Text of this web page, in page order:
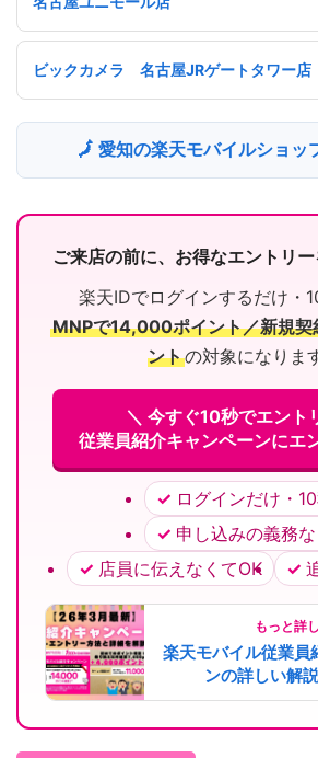
ビックカメラ 名古屋JRゲートタワー店
🗾 愛知の楽天モバイルショッ
ご来店の前に、お得なエントリー
楽天IDでログインするだけ・
MNPで14,000ポイント／新規
ントの対象になりま
＼ 今すぐ10秒でエント
従業員紹介キャンペーンにエ
ログインだけ・
申し込みの義務な
店員に伝えなくてOK
もっと詳
楽天モバイル従業員
ンの詳しい解